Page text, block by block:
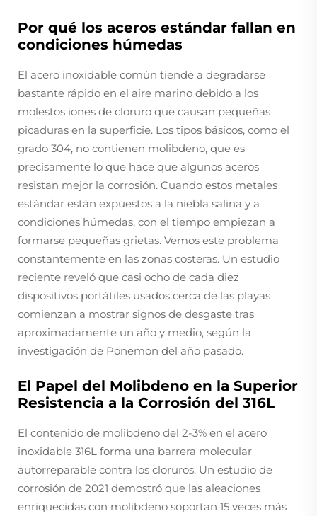
Por qué los aceros estándar fallan en
condiciones húmedas
El acero inoxidable común tiende a degradarse
bastante rápido en el aire marino debido a los
molestos iones de cloruro que causan pequeñas
picaduras en la superficie. Los tipos básicos, como el
grado 304, no contienen molibdeno, que es
precisamente lo que hace que algunos aceros
resistan mejor la corrosión. Cuando estos metales
estándar están expuestos a la niebla salina y a
condiciones húmedas, con el tiempo empiezan a
formarse pequeñas grietas. Vemos este problema
constantemente en las zonas costeras. Un estudio
reciente reveló que casi ocho de cada diez
dispositivos portátiles usados cerca de las playas
comienzan a mostrar signos de desgaste tras
aproximadamente un año y medio, según la
investigación de Ponemon del año pasado.
El Papel del Molibdeno en la Superior
Resistencia a la Corrosión del 316L
El contenido de molibdeno del 2-3% en el acero
inoxidable 316L forma una barrera molecular
autorreparable contra los cloruros. Un estudio de
corrosión de 2021 demostró que las aleaciones
enriquecidas con molibdeno soportan 15 veces más